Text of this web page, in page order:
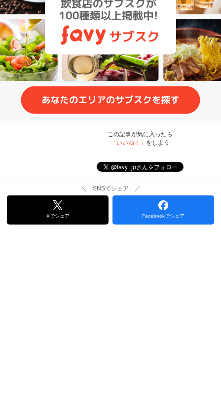
この記事が気に入ったら
「いいね！」 をしよう
＼ SNSでシェア ／
Xでシェア Facebookでシェア